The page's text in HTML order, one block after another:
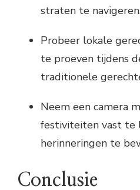
straten te
Probeer lokale
te proeven tijdens
traditionele
Neem een camera
festiviteiten vast te
herinneringen te
Conclusie